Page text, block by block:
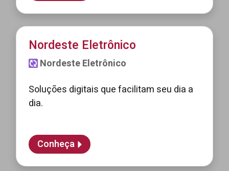
Nordeste Eletrônico
Nordeste Eletrônico
Soluções digitais que facilitam seu dia a
dia.
Conheça